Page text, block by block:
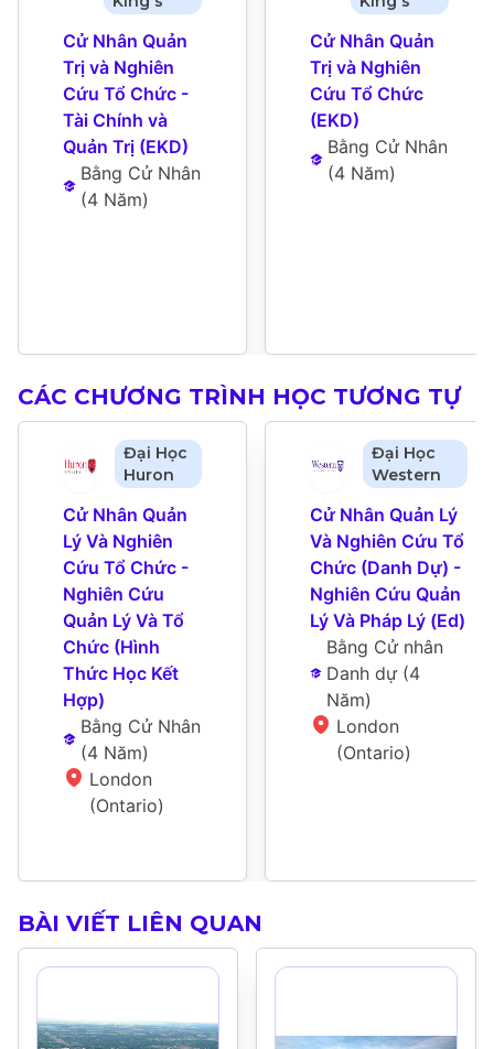
Cử Nhân Quản
Trị và Nghiên
Cứu Tổ Chức -
Tài Chính và
Quản Trị (EKD)
Bằng Cử Nhân
(4 Năm)
Cử Nhân Quản
Trị và Nghiên
Cứu Tổ Chức
(EKD)
Bằng Cử Nhân
(4 Năm)
CÁC CHƯƠNG TRÌNH HỌC TƯƠNG TỰ
Đại Học
Huron
Cử Nhân Quản
Lý Và Nghiên
Cứu Tổ Chức -
Nghiên Cứu
Quản Lý Và Tổ
Chức (Hình
Thức Học Kết
Hợp)
Bằng Cử Nhân
(4 Năm)
London
(Ontario)
Đại Học
Western
Cử Nhân Quản Lý
Và Nghiên Cứu Tổ
Chức (Danh Dự) -
Nghiên Cứu Quản
Lý Và Pháp Lý (Ed)
Bằng Cử nhân
Danh dự (4
Năm)
London
(Ontario)
BÀI VIẾT LIÊN QUAN